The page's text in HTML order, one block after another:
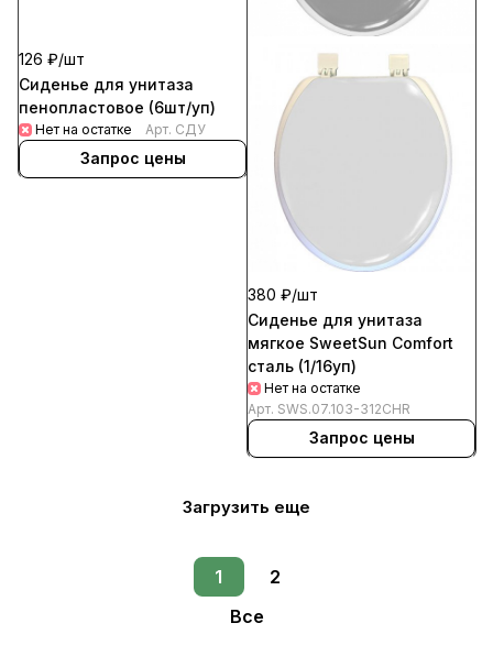
126 ₽/шт
Сиденье для унитаза
пенопластовое (6шт/уп)
Нет на остатке Арт. СДУ
Запрос цены
380 ₽/шт
Сиденье для унитаза
мягкое SweetSun Comfort
сталь (1/16уп)
Нет на остатке
Арт. SWS.07.103-312СHR
Запрос цены
Загрузить еще
1
2
Все